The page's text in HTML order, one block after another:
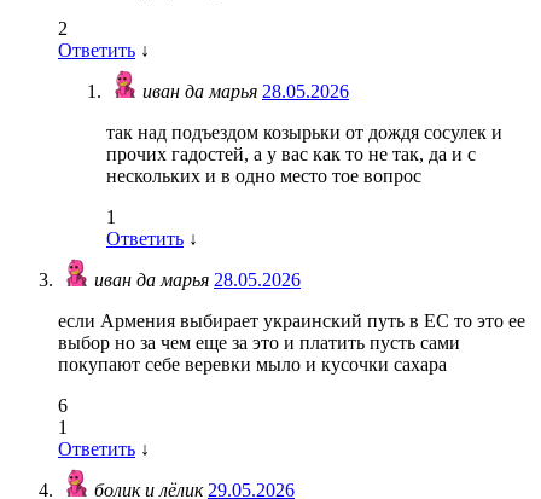
2
Ответить ↓
иван да марья 28.05.2026
так над подъездом козырьки от дождя сосулек и
прочих гадостей, а у вас как то не так, да и с
нескольких и в одно место тое вопрос
1
Ответить ↓
иван да марья 28.05.2026
если Армения выбирает украинский путь в ЕС то это ее
выбор но за чем еще за это и платить пусть сами
покупают себе веревки мыло и кусочки сахара
6
1
Ответить ↓
болик и лёлик29.05.2026